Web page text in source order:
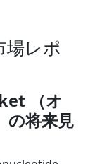
場レポ
（オ
の将来見